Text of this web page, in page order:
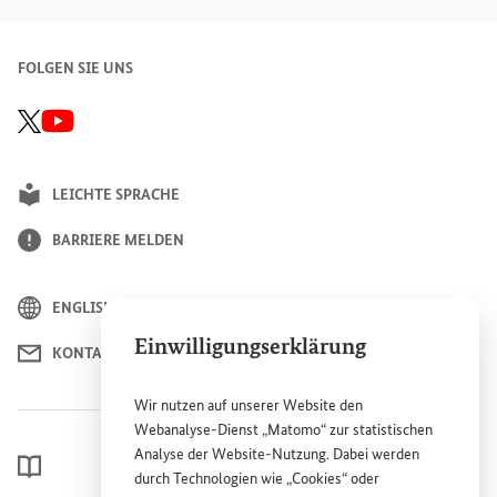
Einwilligungserklärung
Wir nutzen auf unsererWebsite den
Webanalyse-Dienst „Matomo“ zur statistischen
Analyse derWebsite-Nutzung. Dabei werden
durch Technologien wie „Cookies“ oder
FOLGEN SIE UNS
GIZ X/Twitter-Seite, Link öffnet sich in einem neuen Fenster
BMZ Youtube-Kanal, Link öffnet sich in einem neuen Fenster
LEICHTE SPRACHE
BARRIERE MELDEN
ENGLISH
KONTAKT
LEXIKON